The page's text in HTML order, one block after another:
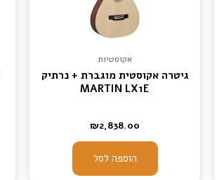
אקוסטיות
גיטרה אקוסטית מוגברת + נרתיק
MARTIN LX1E
₪2,838.00
הוספה לסל